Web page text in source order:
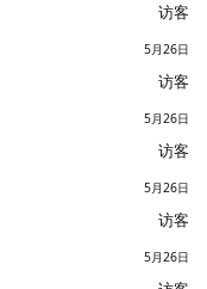
访客
5月26日
访客
5月26日
访客
5月26日
访客
5月26日